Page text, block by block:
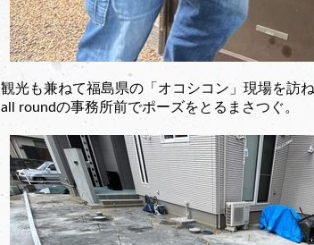
観光も兼ねて福島県の「オコシコン」現場を訪
all roundの事務所前でポーズをとるまさつぐ。